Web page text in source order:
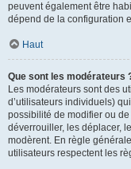
peuvent également être
dépend de la configuration
Haut
Que sont les modérateurs
Les modérateurs sont des
d’utilisateurs individuels)
possibilité de modifier ou
déverrouiller, les déplacer,
modèrent. En règle
utilisateurs respectent les